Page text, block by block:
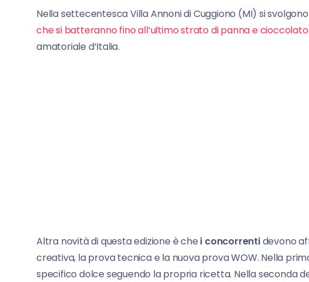
Nella settecentesca Villa Annoni di Cuggiono (MI) si
che si batteranno fino all’ultimo strato di panna e cioccolato
amatoriale d’Italia.
Altra novità di questa edizione è che i concorrentidevono
creativa, la prova tecnica e la nuova prova WOW. Nella
specifico dolce seguendo la propria ricetta. Nella seconda